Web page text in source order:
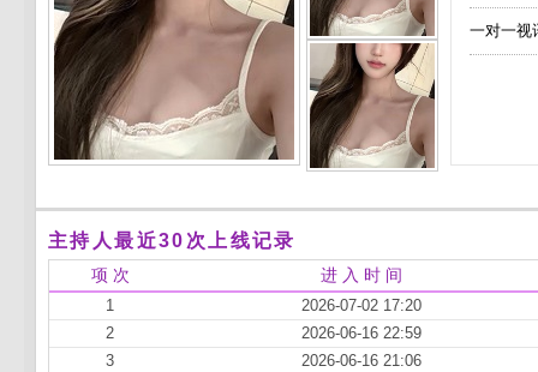
一对一
主持人最近30次上线记录
项 次 进 入 时 间
1
2026-07-02 17:20
2
2026-06-16 22:59
3
2026-06-16 21:06